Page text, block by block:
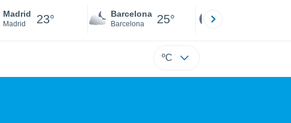
Madrid
Madrid 23° Barcelona
Barcelona 25°
ºC